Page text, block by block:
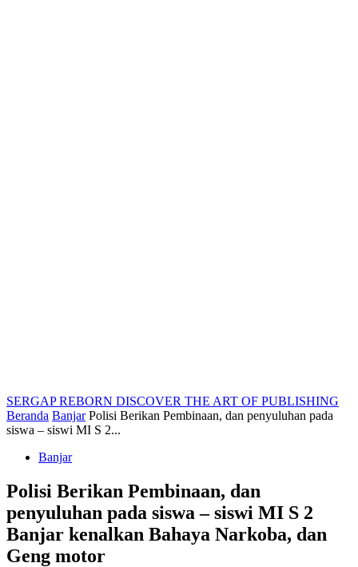
SERGAP REBORN DISCOVER THE ART OF PUBLISHING
Beranda Banjar Polisi Berikan Pembinaan, dan penyuluhan pada
siswa – siswi MI S 2...
Banjar
Polisi Berikan Pembinaan, dan
penyuluhan pada siswa – siswi MI S 2
Banjar kenalkan Bahaya Narkoba, dan
Geng motor